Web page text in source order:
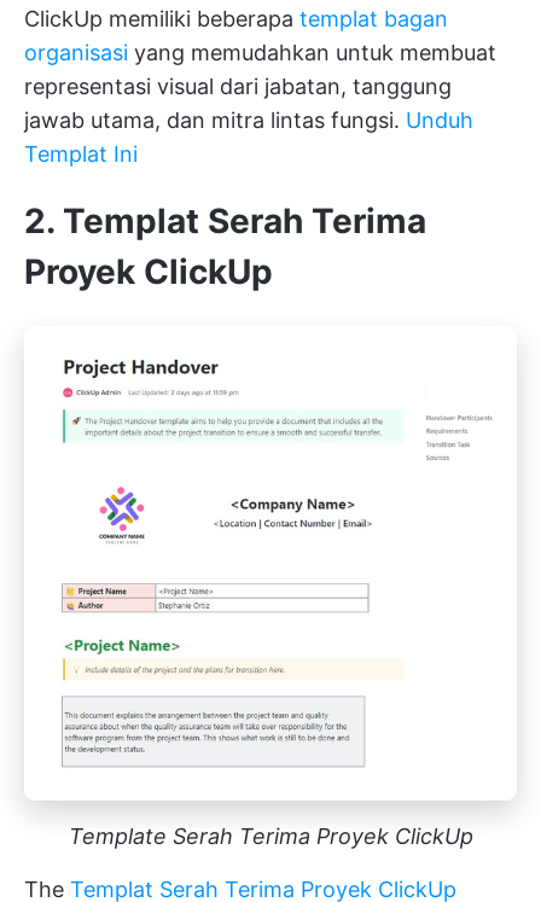
ClickUp memiliki beberapa templat bagan
organisasi yang memudahkan untuk membuat
representasi visual dari jabatan, tanggung
jawab utama, dan mitra lintas fungsi. Unduh
Templat Ini
2. Templat Serah Terima
Proyek ClickUp
Template Serah Terima Proyek ClickUp
The Templat Serah Terima Proyek ClickUp